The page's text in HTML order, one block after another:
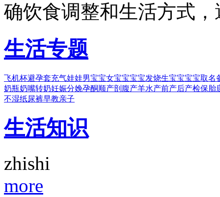
确饮食调整和生活方式
生活专题
飞机杯避孕套充气娃娃男宝宝女宝宝宝宝发烧生宝宝宝宝取名
奶瓶奶嘴转奶妊娠分娩孕酮顺产剖腹产羊水产前产后产检保胎
不湿纸尿裤早教亲子
生活知识
zhishi
more